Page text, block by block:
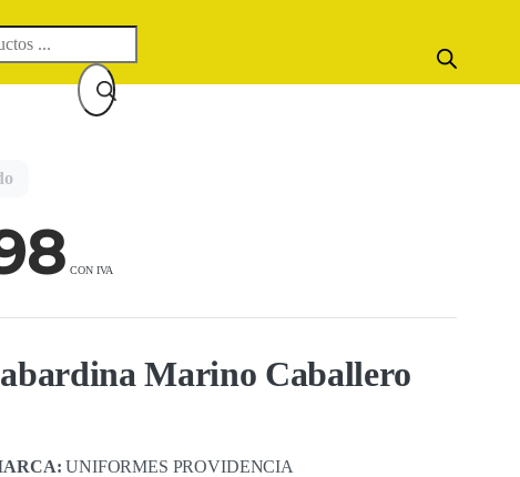
Marino Caballero
UNIFORMES PROVIDENCIA